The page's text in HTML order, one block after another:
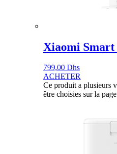
Xiaomi Smart
799,00 Dhs
ACHETER
Ce produit a plusieurs
être choisies sur la